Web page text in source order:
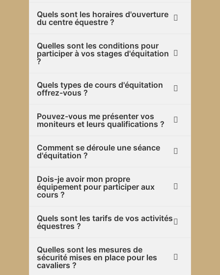
Quels sont les horaires d'ouverture
du centre équestre ?
Quelles sont les conditions pour
participer à vos stages d'équitation
?
Quels types de cours d'équitation
offrez-vous ?
Pouvez-vous me présenter vos
moniteurs et leurs qualifications ?
Comment se déroule une séance
d'équitation ?
Dois-je avoir mon propre
équipement pour participer aux
cours ?
Quels sont les tarifs de vos activités
équestres ?
Quelles sont les mesures de
sécurité mises en place pour les
cavaliers ?